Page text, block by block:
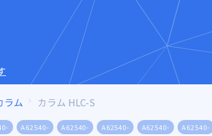
ラム カラム HLC-S
A62540- A62540- A62540- A62540- A62540-